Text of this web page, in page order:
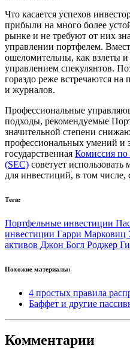
Что касается успехов
прибыли на много более
рынке и не требуют от них
управлении портфелем.
ошеломительны, как взлеты
управлением спекулянтов.
гораздо реже встречаются на
и журналов.
Профессиональные
подходы, рекомендуемые
значительной степени
профессиональных умений
государственная Комиссия
(SEC) советует использовать
для инвестиций, в том
Теги:
Портфельные инвестиции
инвестиции Гарри Марковиц
активов Джон Богл Роджер
Похожие материалы:
4 простых правила
Баффет и другие
Комментарии